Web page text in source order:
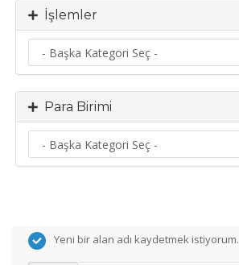
İşlemler
Para Birimi
Yeni bir alan adı kaydetmek istiyorum.